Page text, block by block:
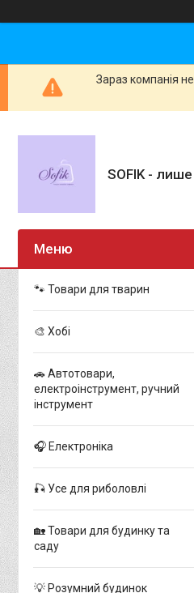
Зараз компанія
SOFIK -
🐾 Товари для тварин
🎨 Хобі
🚗 Автотовари,
електроінструмент, ручний
інструмент
🎧 Електроніка
🎣 Усе для риболовлі
🏡 Товари для будинку та
саду
💡 Розумний будинок